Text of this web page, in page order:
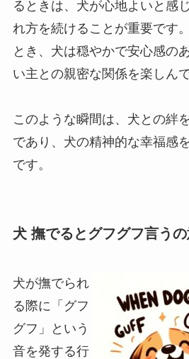
るときは、犬が心地よいと感
れ方を続けることが重要です
とき、犬は穏やかで安心感の
い主との親密な関係を楽しん
このような瞬間は、犬との絆
であり、犬の精神的な幸福感
です。
犬 撫でるとグフグフ言う
犬が撫でられ
る際に「グフ
グフ」という
音を発する行